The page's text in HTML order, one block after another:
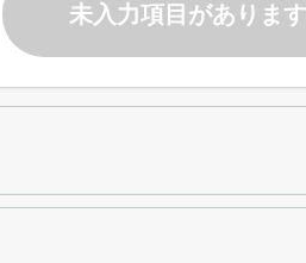
未入力項目があります